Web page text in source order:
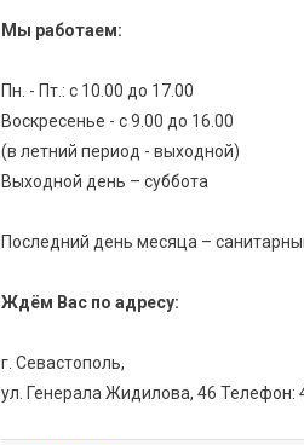
Мы работаем:
Пн. - Пт.: с 10.00 до 17.00
Воскресенье - с 9.00 до 16.00
(в летний период - выходной)
Выходной день – суббота
Последний день месяца –
Ждём Вас по адресу:
г. Севастополь,
ул. Генерала Жидилова, 46 Телефон: